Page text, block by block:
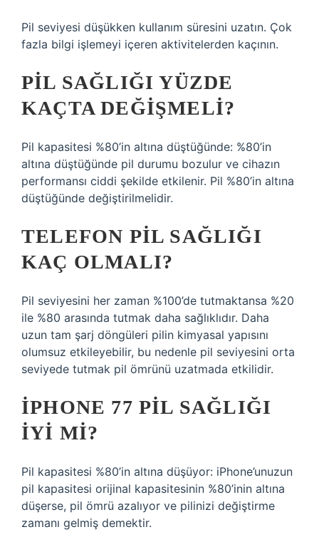
Pil seviyesi düşükken kullanım süresini uzatın. Çok
fazla bilgi işlemeyi içeren aktivitelerden kaçının.
PIL SAĞLIĞI YÜZDE
KAÇTA DEĞIŞMELI?
Pil kapasitesi %80’in altına düştüğünde: %80’in
altına düştüğünde pil durumu bozulur ve cihazın
performansı ciddi şekilde etkilenir. Pil %80’in altına
düştüğünde değiştirilmelidir.
TELEFON PIL SAĞLIĞI
KAÇ OLMALI?
Pil seviyesini her zaman %100’de tutmaktansa %20
ile %80 arasında tutmak daha sağlıklıdır. Daha
uzun tam şarj döngüleri pilin kimyasal yapısını
olumsuz etkileyebilir, bu nedenle pil seviyesini orta
seviyede tutmak pil ömrünü uzatmada etkilidir.
IPHONE 77 PIL SAĞLIĞI
IYI MI?
Pil kapasitesi %80’in altına düşüyor: iPhone’unuzun
pil kapasitesi orijinal kapasitesinin %80’inin altına
düşerse, pil ömrü azalıyor ve pilinizi değiştirme
zamanı gelmiş demektir.